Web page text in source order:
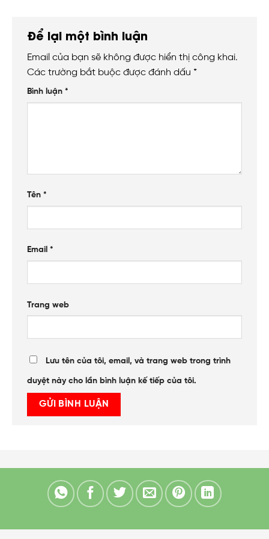
Để lại một bình luận
Email của bạn sẽ không được hiển thị công khai.
Các trường bắt buộc được đánh dấu *
Bình luận *
Tên *
Email *
Trang web
Lưu tên của tôi, email, và trang web trong trình
duyệt này cho lần bình luận kế tiếp của tôi.